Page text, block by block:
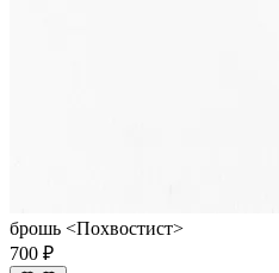
брошь <Похвостист>
700 ₽